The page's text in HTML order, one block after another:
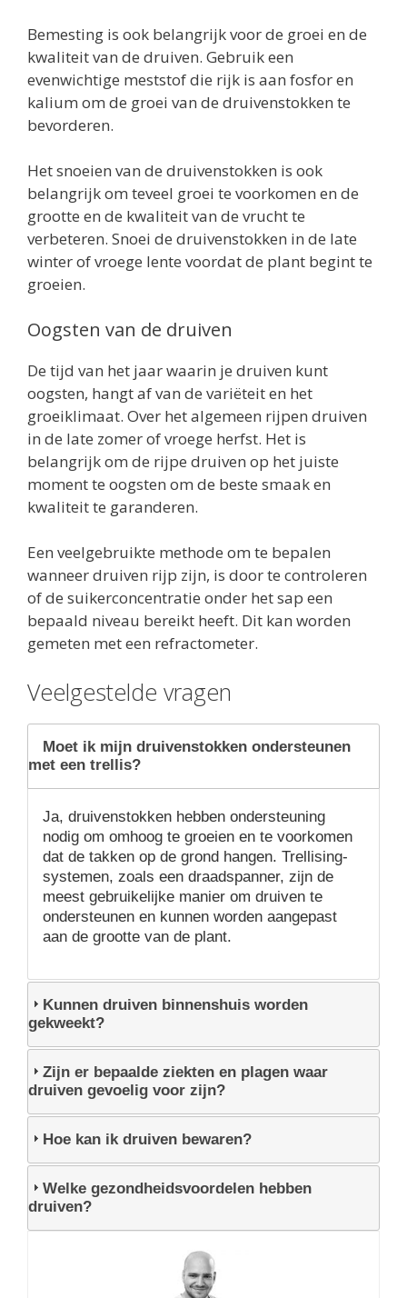
Bemesting is ook belangrijk voor de groei en de
kwaliteit van de druiven. Gebruik een
evenwichtige meststof die rijk is aan fosfor en
kalium om de groei van de druivenstokken te
bevorderen.
Het snoeien van de druivenstokken is ook
belangrijk om teveel groei te voorkomen en de
grootte en de kwaliteit van de vrucht te
verbeteren. Snoei de druivenstokken in de late
winter of vroege lente voordat de plant begint te
groeien.
Oogsten van de druiven
De tijd van het jaar waarin je druiven kunt
oogsten, hangt af van de variëteit en het
groeiklimaat. Over het algemeen rijpen druiven
in de late zomer of vroege herfst. Het is
belangrijk om de rijpe druiven op het juiste
moment te oogsten om de beste smaak en
kwaliteit te garanderen.
Een veelgebruikte methode om te bepalen
wanneer druiven rijp zijn, is door te controleren
of de suikerconcentratie onder het sap een
bepaald niveau bereikt heeft. Dit kan worden
gemeten met een refractometer.
Veelgestelde vragen
Moet ik mijn druivenstokken ondersteunen
met een trellis?
Ja, druivenstokken hebben ondersteuning
nodig om omhoog te groeien en te voorkomen
dat de takken op de grond hangen. Trellising-
systemen, zoals een draadspanner, zijn de
meest gebruikelijke manier om druiven te
ondersteunen en kunnen worden aangepast
aan de grootte van de plant.
Kunnen druiven binnenshuis worden
gekweekt?
Zijn er bepaalde ziekten en plagen waar
druiven gevoelig voor zijn?
Hoe kan ik druiven bewaren?
Welke gezondheidsvoordelen hebben
druiven?